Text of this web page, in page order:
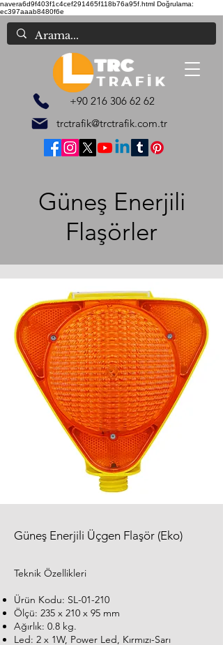
navera6d9f403f1c4cef291465f118b76a95f.html Doğrulama:
ec397aaab8480f6e
trctrafik@trctrafik.com.tr
+90 216 306 62 62
Güneş Enerjili
Flaşörler
Güneş Enerjili Üçgen Flaşör (Eko)
Teknik Özellikleri
Ürün Kodu: SL-01-210
Ölçü: 235 x 210 x 95 mm
Ağırlık: 0.8 kg.
Led: 2 x 1W, Power Led, Kırmızı-Sarı